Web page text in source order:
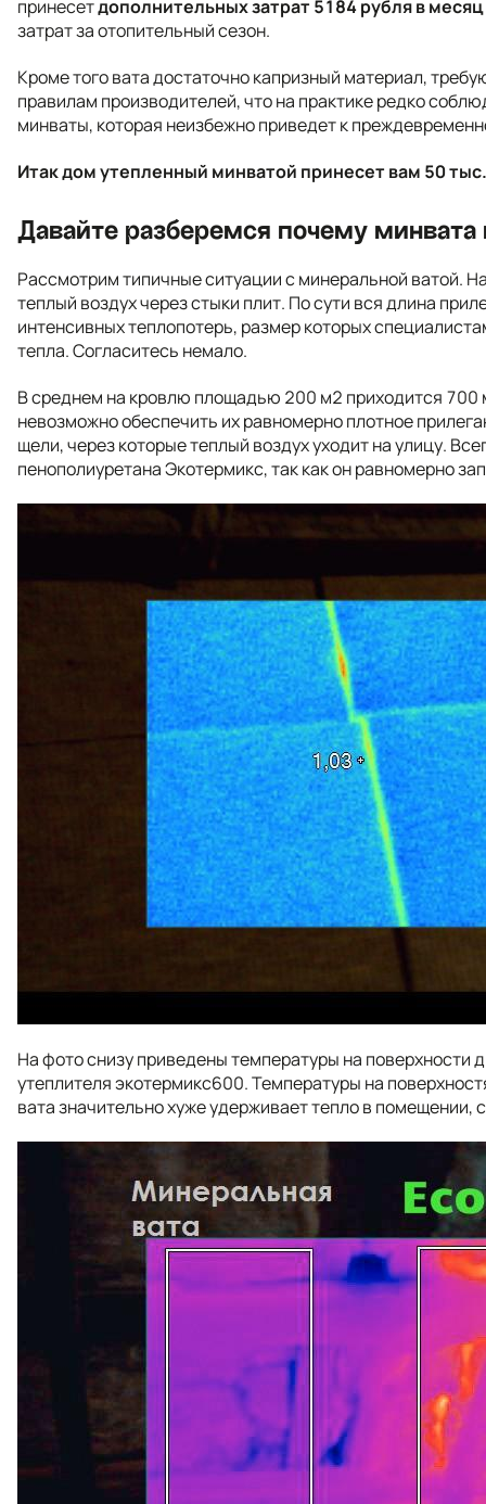
принесетдополнительных затрат 5184 рубля в
затрат за отопительный сезон.
Кроме того вата достаточно капризный материал,
правилам производителей, что на практике редко
минваты, которая неизбежно приведет к
Итак дом утепленный минватой принесет вам 50
Давайте разберемся почему минвата
Рассмотрим типичные ситуации с минеральной ватой.
теплый воздух через стыки плит. По сути вся длина
интенсивных теплопотерь, размер которых
тепла. Согласитесь немало.
В среднем на кровлю площадью 200 м2 приходится 700
невозможно обеспечить их равномерно плотное
щели, через которые теплый воздух уходит на улицу.
пенополиуретана Экотермикс, так как он равномерно
На фото снизу приведены температуры на поверхности
утеплителя экотермикс600. Температуры на
вата значительно хуже удерживает тепло в помещении,